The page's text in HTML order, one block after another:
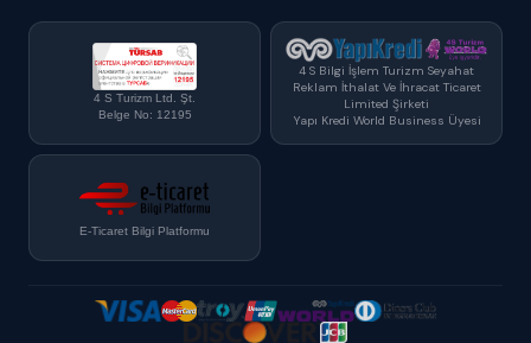
4 S Turizm Ltd. Şt.
Belge No: 12195
4 S Bilgi İşlem Turizm Seyahat
Reklam İthalat Ve İhracat Ticaret
Limited Şirketi
Yapı Kredi World Business Üyesi
E-Ticaret Bilgi Platformu